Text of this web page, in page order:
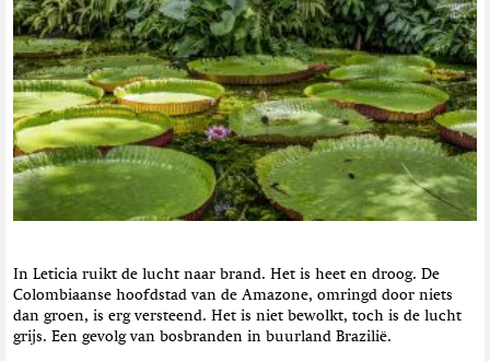
t
i
e
In Leticia ruikt de lucht naar brand. Het is heet en droog. De
Colombiaanse hoofdstad van de Amazone, omringd door niets
dan groen, is erg versteend. Het is niet bewolkt, toch is de lucht
grijs. Een gevolg van bosbranden in buurland Brazilië.